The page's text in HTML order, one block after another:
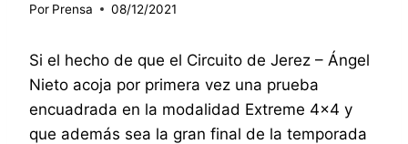
Por Prensa 08/12/2021
Si el hecho de que el Circuito de Jerez – Ángel
Nieto acoja por primera vez una prueba
encuadrada en la modalidad Extreme 4×4 y
que además sea la gran final de la temporada